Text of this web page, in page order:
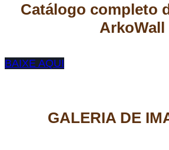
Catálogo completo
ArkoWall
BAIXE AQUI
GALERIA DE